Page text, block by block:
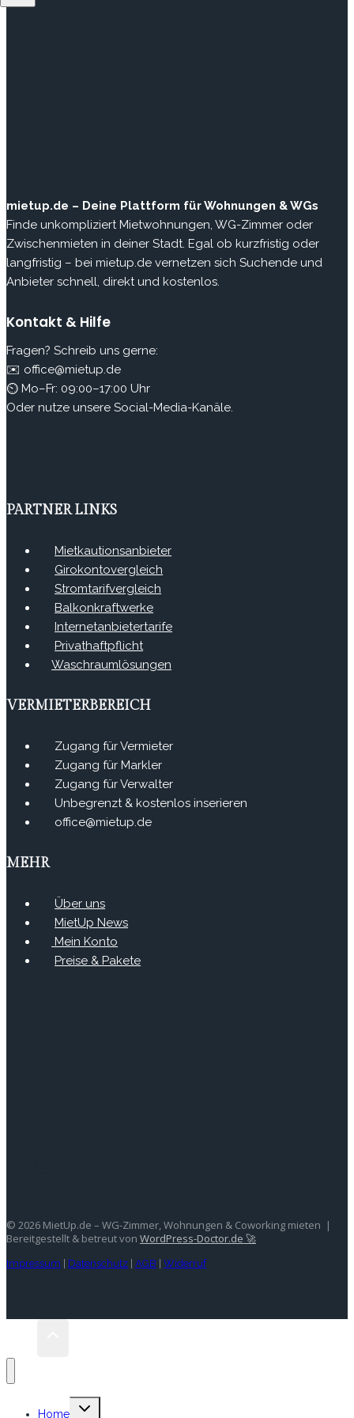
mietup.de – Deine Plattform für Wohnungen & WGs
Finde unkompliziert Mietwohnungen, WG-Zimmer oder
Zwischenmieten in deiner Stadt. Egal ob kurzfristig oder
langfristig – bei mietup.de vernetzen sich Suchende und
Anbieter schnell, direkt und kostenlos.
Kontakt & Hilfe
Fragen? Schreib uns gerne:
✉️ office@mietup.de
⏲ Mo–Fr: 09:00–17:00 Uhr
Oder nutze unsere Social-Media-Kanäle.
PARTNER LINKS
Mietkautionsanbieter
Girokontovergleich
Stromtarifvergleich
Balkonkraftwerke
Internetanbietertarife
Privathaftpflicht
Waschraumlösungen
VERMIETERBEREICH
Zugang für Vermieter
Zugang für Markler
Zugang für Verwalter
Unbegrenzt & kostenlos inserieren
office@mietup.de
MEHR
Über uns
MietUp News
Mein Konto
Preise & Pakete
© 2026 MietUp.de – WG-Zimmer, Wohnungen & Coworking mieten |
Bereitgestellt & betreut von WordPress-Doctor.de 🚀
Impressum Datenschutz AGB Widerruf
Home Untermenü